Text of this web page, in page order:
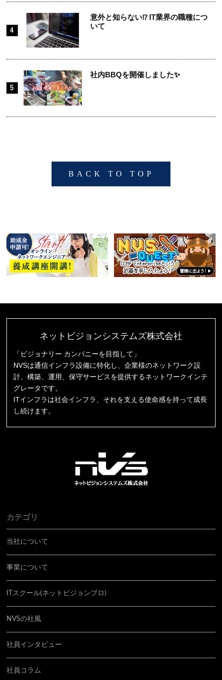
意外と知らない⁉ IT業界の職種につ
いて
社内BBQを開催しました✨
BACK TO TOP
ネットビジョンシステムズ株式会社
「ビジョナリー カンパニーを目指して」
NVSは通信インフラ設備に特化し、企業様のネットワーク設
計、構築、運用、保守サービスを提供するネットワークインテ
グレータです。
ITインフラは社会インフラ、それを支える使命感を持って成長
し続けます。
カテゴリ
当社について
事業について
ITスクール(ネットビジョンプロ)
NVSの社風
社員インタビュー
社員コラム